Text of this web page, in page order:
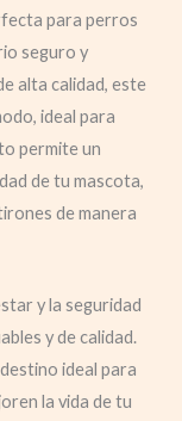
para perros
seguro y
alta calidad, este
ideal para
permite un
de tu mascota,
de manera
y la seguridad
y de calidad.
ideal para
la vida de tu